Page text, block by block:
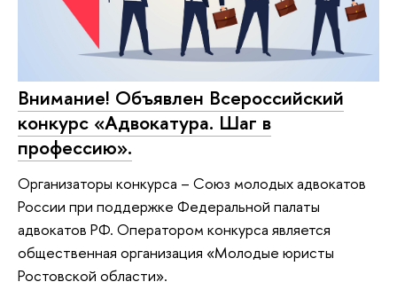
Внимание! Объявлен Всероссийский
конкурс «Адвокатура. Шаг в
профессию».
Организаторы конкурса – Союз молодых адвокатов
России при поддержке Федеральной палаты
адвокатов РФ. Оператором конкурса является
общественная организация «Молодые юристы
Ростовской области».